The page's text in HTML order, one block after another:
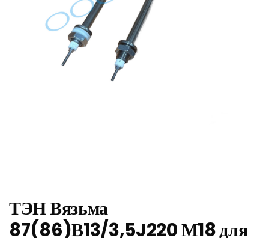
ТЭН Вязьма
87(86)В13/3,5J220 М18 для